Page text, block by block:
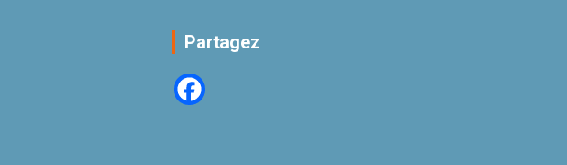
Partagez